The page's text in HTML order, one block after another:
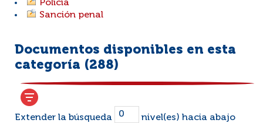
Policía
Sanción penal
Documentos disponibles en esta
categoría (288)
Extender la búsqueda nivel(es) hacia abajo